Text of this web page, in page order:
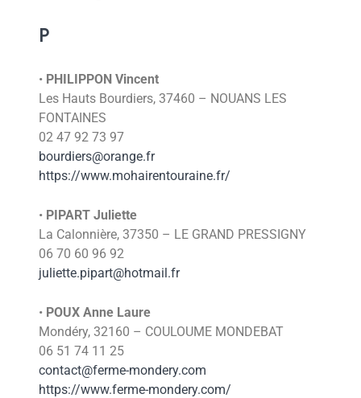
P
• PHILIPPON Vincent
Les Hauts Bourdiers, 37460 – NOUANS LES
FONTAINES
02 47 92 73 97
bourdiers@orange.fr
https://www.mohairentouraine.fr/
• PIPART Juliette
La Calonnière, 37350 – LE GRAND PRESSIGNY
06 70 60 96 92
juliette.pipart@hotmail.fr
• POUX Anne Laure
Mondéry, 32160 – COULOUME MONDEBAT
06 51 74 11 25
contact@ferme-mondery.com
https://www.ferme-mondery.com/